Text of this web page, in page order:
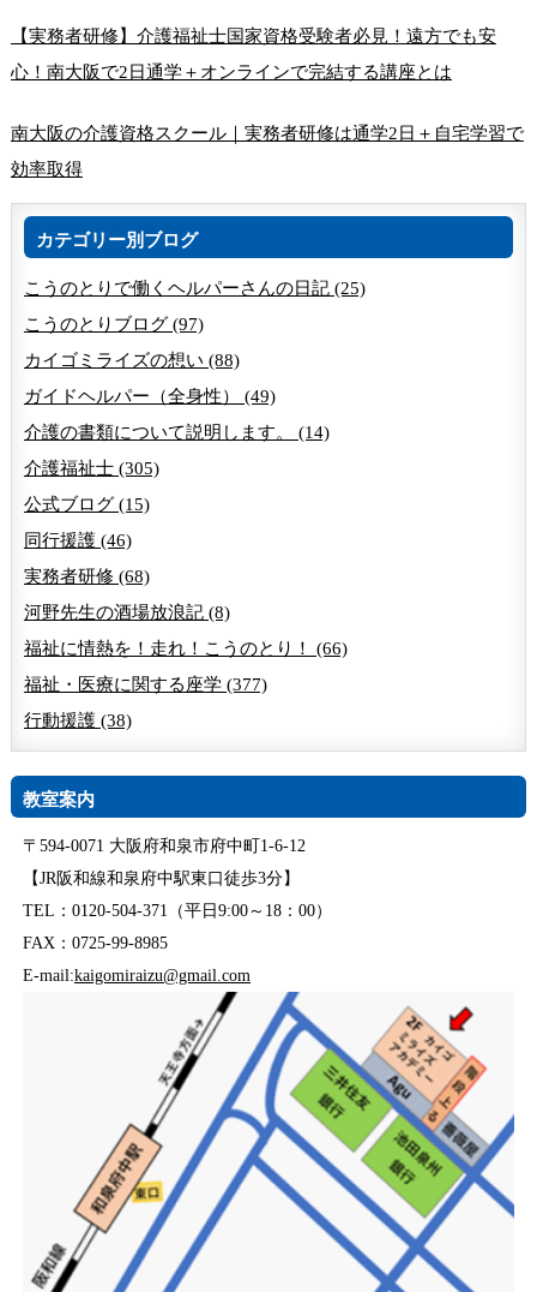
【実務者研修】介護福祉士国家資格受験者必見！遠方でも安
心！南大阪で2日通学＋オンラインで完結する講座とは
南大阪の介護資格スクール｜実務者研修は通学2日＋自宅学習で
効率取得
カテゴリー別ブログ
こうのとりで働くヘルパーさんの日記 (25)
こうのとりブログ (97)
カイゴミライズの想い (88)
ガイドヘルパー（全身性） (49)
介護の書類について説明します。 (14)
介護福祉士 (305)
公式ブログ (15)
同行援護 (46)
実務者研修 (68)
河野先生の酒場放浪記 (8)
福祉に情熱を！走れ！こうのとり！ (66)
福祉・医療に関する座学 (377)
行動援護 (38)
教室案内
〒594-0071 大阪府和泉市府中町1-6-12
【JR阪和線和泉府中駅東口徒歩3分】
TEL：0120-504-371（平日9:00～18：00）
FAX：0725-99-8985
E-mail:kaigomiraizu@gmail.com